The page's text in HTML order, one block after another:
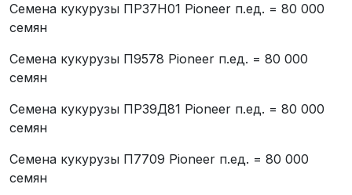
Семена кукурузы ПР37Н01 Pioneer п.ед. = 80 000
семян
Семена кукурузы П9578 Pioneer п.ед. = 80 000
семян
Семена кукурузы ПР39Д81 Pioneer п.ед. = 80 000
семян
Семена кукурузы П7709 Pioneer п.ед. = 80 000
семян